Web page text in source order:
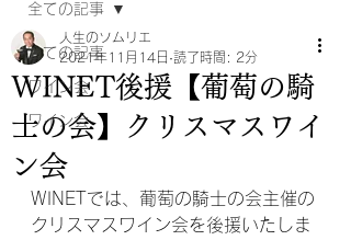
全ての記事
ワイン会
ワイン会
全ての記事
WINET後援【葡萄の騎
士の会】クリスマスワイ
ン会
人生のソムリエ
2021年11月14日 読了時間: 2分
WINETでは、葡萄の騎士の会主催の
クリスマスワイン会を後援いたしま